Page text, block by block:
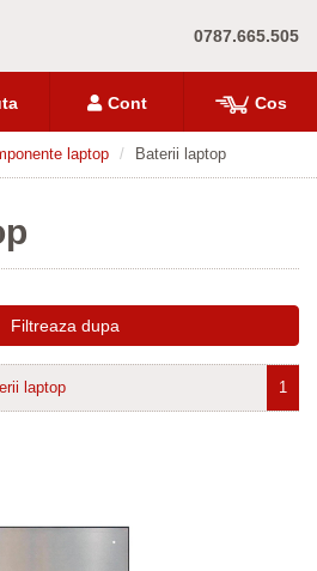
0787.665.505
Cont Cos
laptop Baterii laptop
dupa
laptop 1